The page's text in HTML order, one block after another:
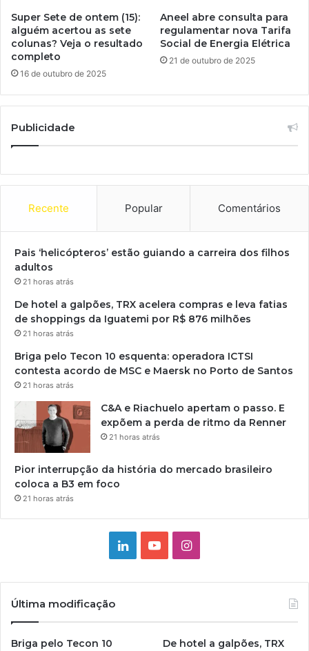
Super Sete de ontem (15):
alguém acertou as sete
colunas? Veja o resultado
completo
16 de outubro de 2025
Aneel abre consulta para
regulamentar nova Tarifa
Social de Energia Elétrica
21 de outubro de 2025
Publicidade
Recente Popular Comentários
Pais ‘helicópteros’ estão guiando a carreira dos filhos
adultos
21 horas atrás
De hotel a galpões, TRX acelera compras e leva fatias
de shoppings da Iguatemi por R$ 876 milhões
21 horas atrás
Briga pelo Tecon 10 esquenta: operadora ICTSI
contesta acordo de MSC e Maersk no Porto de Santos
21 horas atrás
C&A e Riachuelo apertam o passo. E
expõem a perda de ritmo da Renner
21 horas atrás
Pior interrupção da história do mercado brasileiro
coloca a B3 em foco
21 horas atrás
LinkedinYouTubeInstagram
Última modificação
Briga pelo Tecon 10
De hotel a galpões, TRX